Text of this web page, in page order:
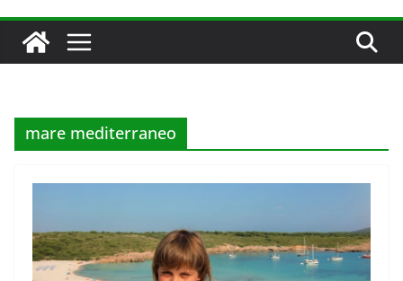
mare mediterraneo